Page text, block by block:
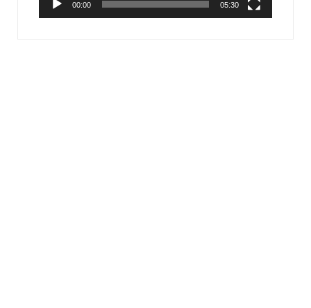
00:00 05:30